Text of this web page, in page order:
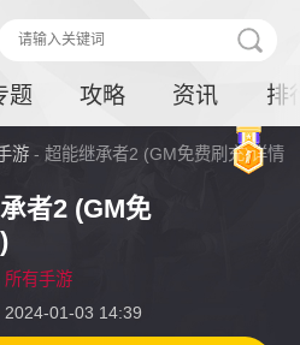
题 攻略 资讯 排
游 - 超能继承者2 (GM免费刷充)详情
者2 (GM免
所有手游
2024-01-03 14:39